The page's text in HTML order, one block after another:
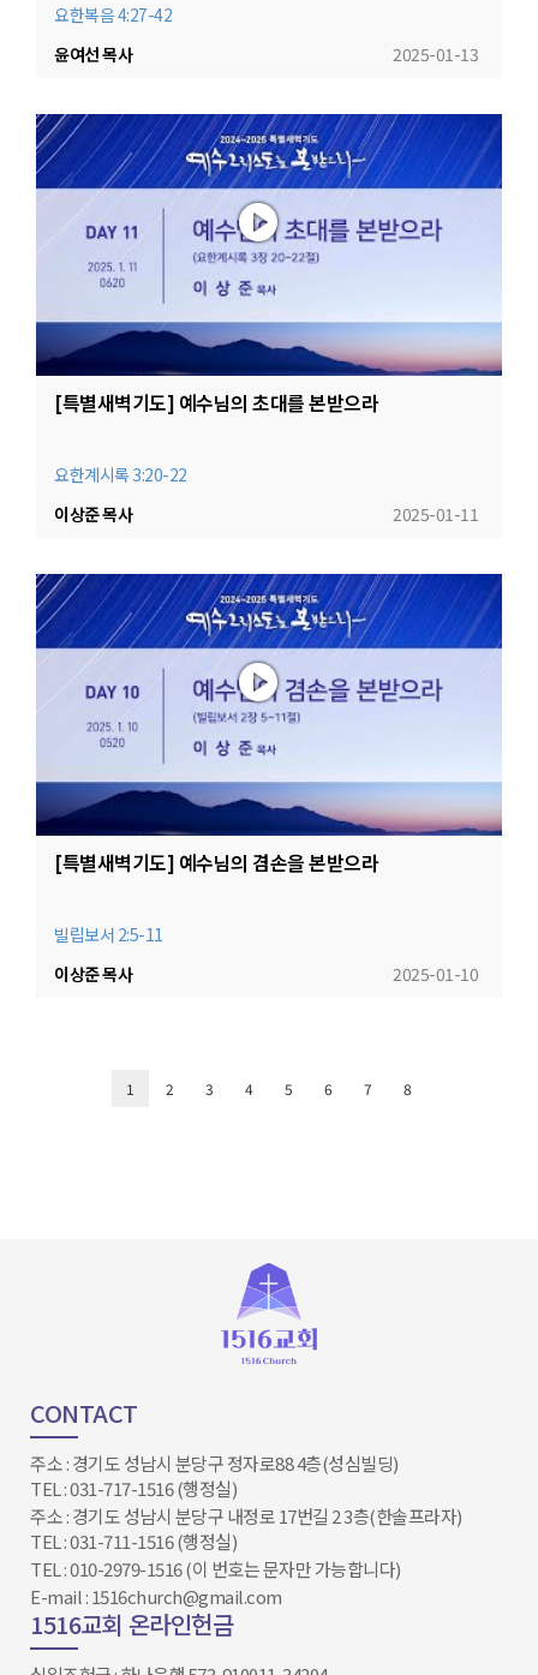
요한복음 4:27-42
2025-01-13
윤여선 목사
[특별새벽기도] 예수님의 초대를 본받으라
요한계시록 3:20-22
2025-01-11
이상준 목사
[특별새벽기도] 예수님의 겸손을 본받으라
빌립보서 2:5-11
2025-01-10
이상준 목사
1 2 3 4 5 6 7 8
CONTACT
주소 : 경기도 성남시 분당구 정자로88 4층(성심빌딩)
TEL : 031-717-1516 (행정실)
주소 : 경기도 성남시 분당구 내정로 17번길 2 3층(한솔프라자)
TEL : 031-711-1516 (행정실)
TEL : 010-2979-1516 (이 번호는 문자만 가능합니다)
E-mail : 1516church@gmail.com
1516교회 온라인헌금